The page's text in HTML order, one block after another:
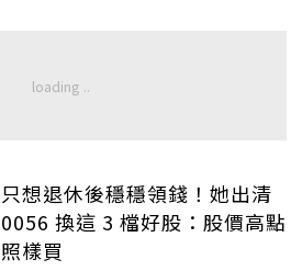
只想退休後穩穩領錢！她出清
0056 換這 3 檔好股：股價高點
照樣買